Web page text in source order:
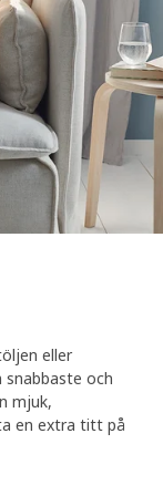
eller
snabbaste och
mjuk,
en extra titt på